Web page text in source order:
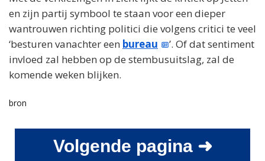
en zijn partij symbool te staan voor een dieper
wantrouwen richting politici die volgens critici te veel
‘besturen vanachter een bureau
’. Of dat sentiment
invloed zal hebben op de stembusuitslag, zal de
komende weken blijken.
bron
Volgende pagina ➜